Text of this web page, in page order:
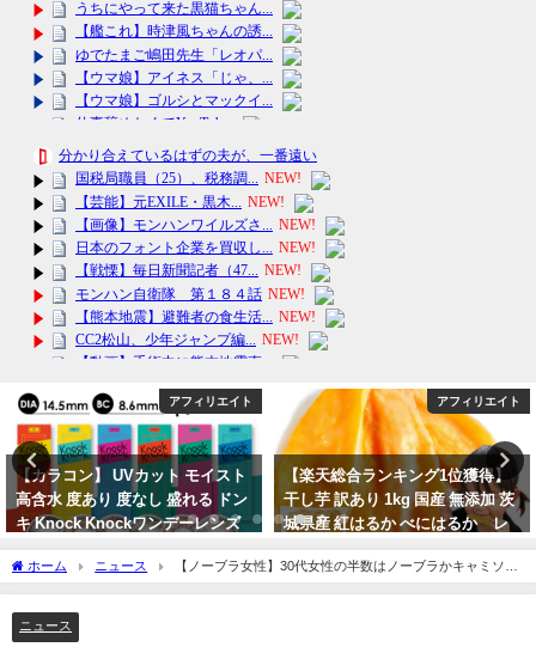
アフィリエイト
【楽天総合ランキング1位獲得】
干し芋 訳あり 1kg 国産 無添加 茨
城県産 紅はるか べにはるか レ
シピをご紹介！
アフィリエイト
【ビキニ】EGDE≪ショートボク
サーパンツは最高の選択！シティ
ーハンター冴羽獠こと鈴木亮平
ホーム ニュース
【ノーブラ女性】30代女性の半数はノーブラかキャミソー
ルだけで、いつでもOK状態であることが判明！
ニュース